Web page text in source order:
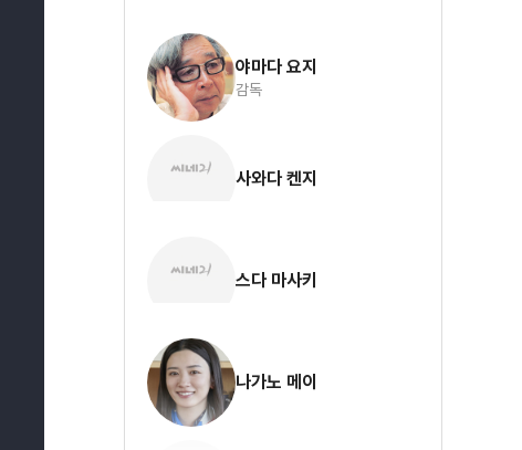
야마다 요지
감독
사와다 켄지
스다 마사키
나가노 메이